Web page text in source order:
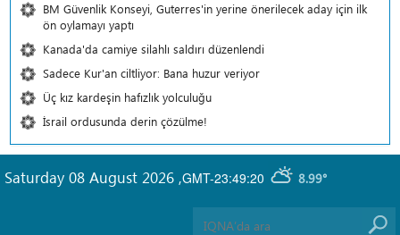
BM Güvenlik Konseyi, Guterres'in yerine önerilecek aday için ilk
ön oylamayı yaptı
Kanada'da camiye silahlı saldırı düzenlendi
Sadece Kur'an ciltliyor: Bana huzur veriyor
Üç kız kardeşin hafızlık yolculuğu
İsrail ordusunda derin çözülme!
GMT-23:49:20 8.99°
Saturday 08 August 2026 ,